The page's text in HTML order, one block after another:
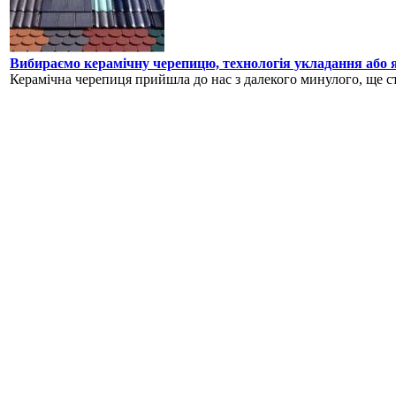
Вибираємо керамічну черепицю, технологія укладання або
Керамічна черепиця прийшла до нас з далекого минулого, ще